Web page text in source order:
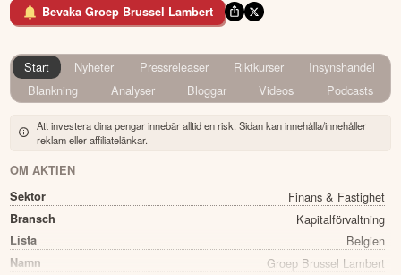
Bevaka Groep Brussel Lambert
Start Nyheter Pressreleaser Riktkurser
Insynshandel
Blankning
Analyser Bloggar Videos Podcasts
Att investera dina pengar innebär alltid en risk. Sidan kan innehålla/innehåller
reklam eller affiliatelänkar.
OM AKTIEN
Sektor
Finans & Fastighet
Bransch Kapitalförvaltning
Lista Belgien
Namn Groep Brussel Lambert